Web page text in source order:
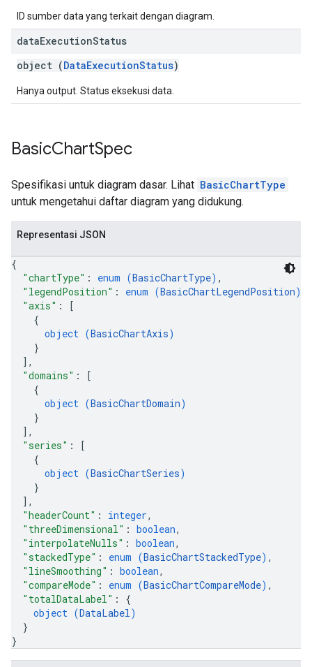
ID sumber data yang terkait dengan diagram.
dataExecutionStatus
object (DataExecutionStatus)
Hanya output. Status eksekusi data.
BasicChartSpec
Spesifikasi untuk diagram dasar. Lihat BasicChartType
untuk mengetahui daftar diagram yang didukung.
Representasi JSON
{
"chartType" : enum (BasicChartType) ,
"legendPosition" : enum (BasicChartLegendPosition)
"axis" :
[
{
object (BasicChartAxis)
}
] ,
"domains" :
[
{
object (BasicChartDomain)
}
] ,
"series" :
[
{
object (BasicChartSeries)
}
] ,
"headerCount" : integer,
"threeDimensional" : boolean,
"interpolateNulls" : boolean,
"stackedType" : enum (BasicChartStackedType) ,
"lineSmoothing" : boolean,
"compareMode" : enum (BasicChartCompareMode) ,
"totalDataLabel" : {
object (DataLabel)
}
}